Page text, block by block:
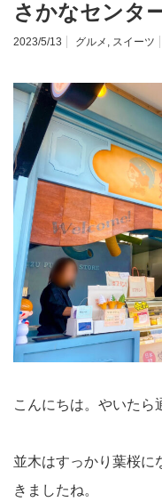
さかなセンタ
2023/5/13 グルメ , スイーツ
こんにちは。やいたら
並木はすっかり葉桜に
きましたね。